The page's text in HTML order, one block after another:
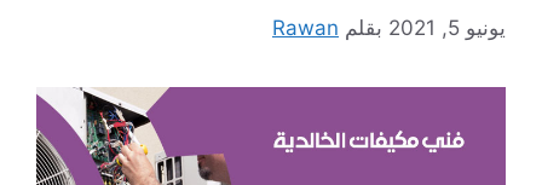
يونيو 5, 2021 بقلم Rawan